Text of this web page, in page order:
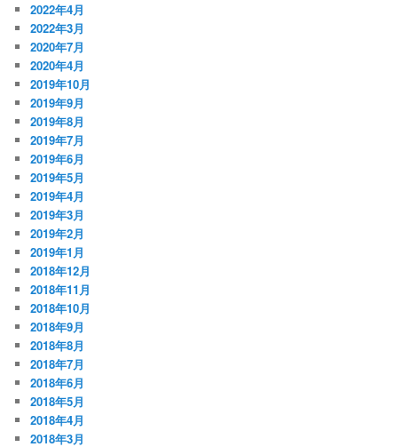
2022年4月
2022年3月
2020年7月
2020年4月
2019年10月
2019年9月
2019年8月
2019年7月
2019年6月
2019年5月
2019年4月
2019年3月
2019年2月
2019年1月
2018年12月
2018年11月
2018年10月
2018年9月
2018年8月
2018年7月
2018年6月
2018年5月
2018年4月
2018年3月